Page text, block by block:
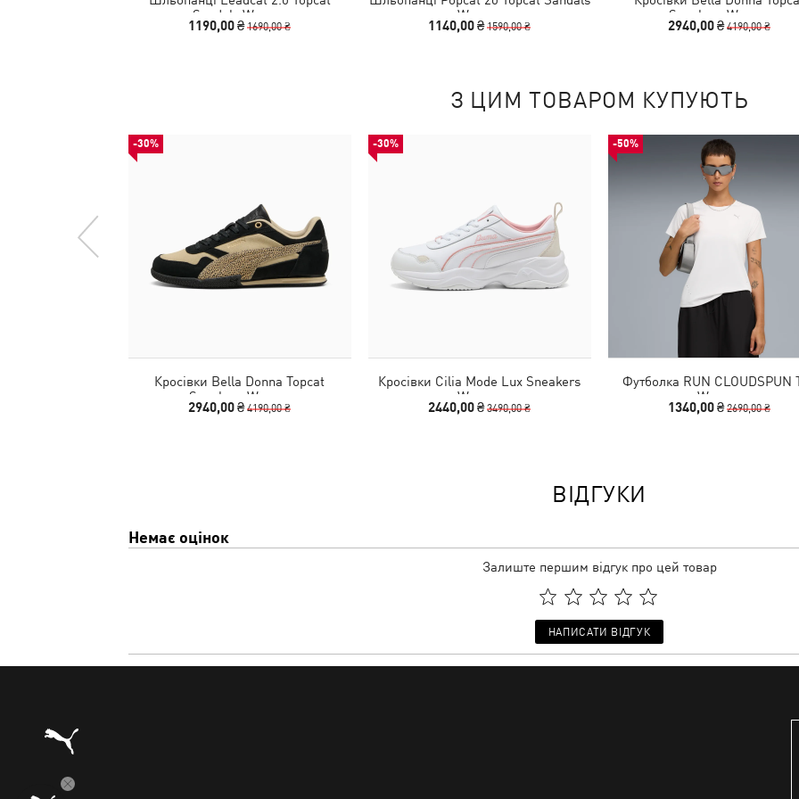
Sandals Women
1190,00 ₴1690,00 ₴
Women
1140,00 ₴1590,00 ₴
Sneakers Women
2940,00 ₴4190,00 ₴
З ЦИМ ТОВАРОМ КУПУЮТЬ
-30%
Кросівки Bella Donna Topcat
Sneakers Women
2940,00 ₴4190,00 ₴
-30%
Кросівки Cilia Mode Lux Sneakers
Women
2440,00 ₴3490,00 ₴
-50%
Футболка RUN CLOUDSPUN
Women
1340,00 ₴2690,00 ₴
ВІДГУКИ
Немає оцінок
Залиште першим відгук про цей товар
НАПИСАТИ ВІДГУК